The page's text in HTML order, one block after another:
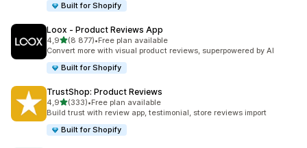
Built for Shopify
Loox ‑ Product Reviews App
4,9/ 5 tähteä
(8 877)
8877 arvostelua yhteensä
•Free plan available
Convert more with visual product reviews, superpowered by AI
Built for Shopify
TrustShop: Product Reviews
4,9/ 5 tähteä
(333)
333 arvostelua yhteensä
•Free plan available
Build trust with review app, testimonial, store reviews import
Built for Shopify